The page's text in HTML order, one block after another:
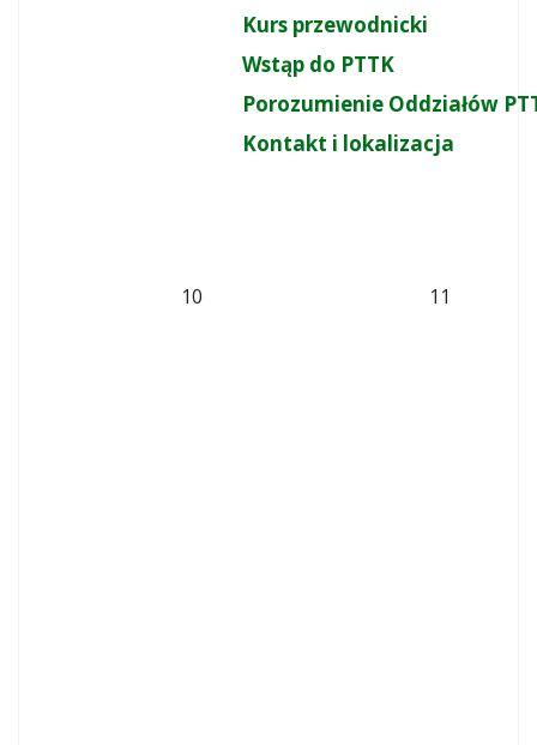
Kurs przewodnicki
Wstąp do PTTK
Porozumienie Oddziałów
Kontakt i lokalizacja
10 11